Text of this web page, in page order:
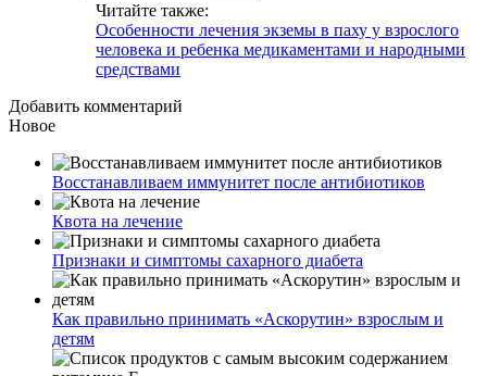
Читайте также:
Особенности лечения экземы в паху у взрослого
человека и ребенка медикаментами и народными
средствами
Добавить комментарий
Новое
Восстанавливаем иммунитет после антибиотиков
Квота на лечение
Признаки и симптомы сахарного диабета
Как правильно принимать «Аскорутин» взрослым и
детям